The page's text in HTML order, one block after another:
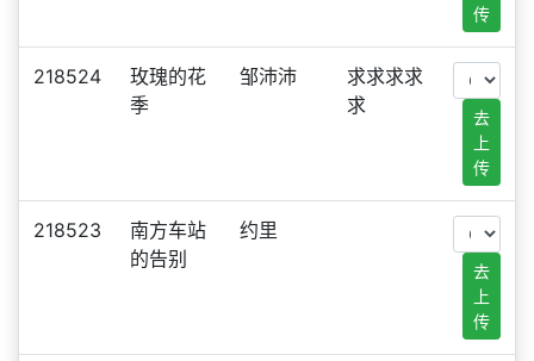
传
218524
玫瑰的花
季
邹沛沛
求求求求
求
去
上
传
218523
南方车站
的告别
约里
去
上
传